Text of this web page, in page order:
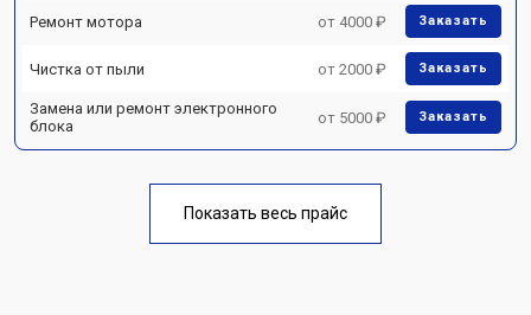
Ремонт мотора от 4000 ₽ Заказать
Чистка от пыли от 2000 ₽ Заказать
Замена или ремонт электронного
блока
от 5000 ₽ Заказать
Показать весь прайс